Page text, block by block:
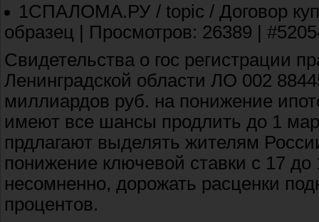
1СПАЛОМА.РУ / topic / Договор
образец | Просмотров: 26389 |
Свидетельства о гос регистрации
Ленинградской области ЛО 002
миллиардов руб. на понижение
имеют все шансы продлить до 1
прдлагают выделять жителям
понижение ключевой ставки с 17
несомненно, дорожать расценки
процентов.